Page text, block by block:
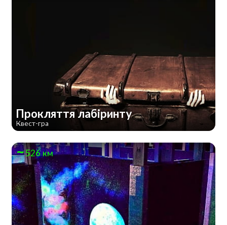
Прокляття лабіринту
Квест-гра
526 км